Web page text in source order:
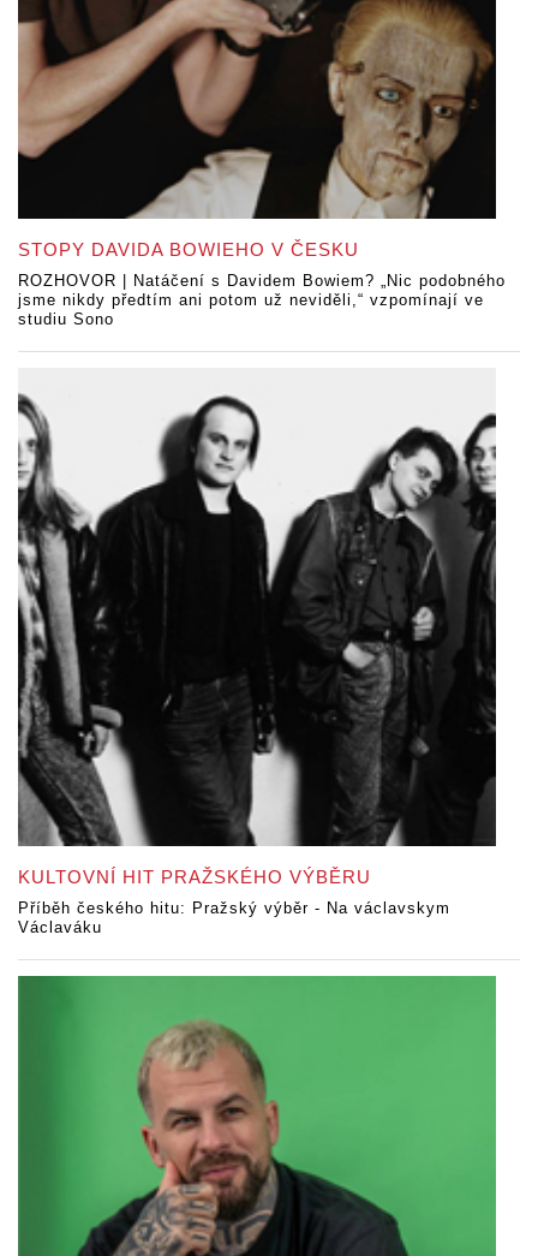
STOPY DAVIDA BOWIEHO V ČESKU
ROZHOVOR | Natáčení s Davidem Bowiem? „Nic podobného
jsme nikdy předtím ani potom už neviděli,“ vzpomínají ve
studiu Sono
KULTOVNÍ HIT PRAŽSKÉHO VÝBĚRU
Příběh českého hitu: Pražský výběr - Na václavskym
Václaváku